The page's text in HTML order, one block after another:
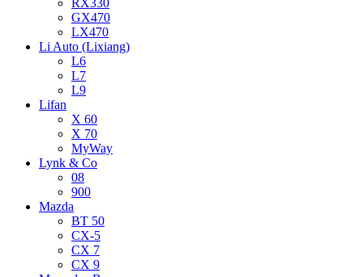
GX470
LX470
Li Auto (Lixiang)
L6
L7
L9
Lifan
X 60
X 70
MyWay
Lynk & Co
08
900
Mazda
BT 50
CX-5
CX 7
CX 9